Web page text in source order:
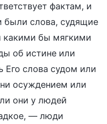
фактам, и
слова, судящие
бы мягкими
об истине или
Его слова судом или
осуждением или
они у людей
— люди